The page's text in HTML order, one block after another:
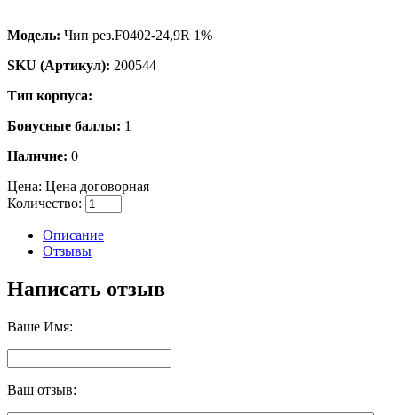
Модель: Чип рез.F0402-24,9R 1%
SKU (Артикул): 200544
Тип корпуса:
Бонусные баллы: 1
Наличие: 0
Цена: Цена договорная
Количество:
Описание
Отзывы
Написать отзыв
Ваше Имя:
Ваш отзыв: